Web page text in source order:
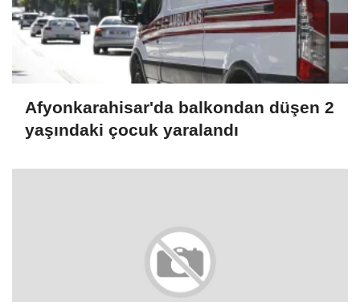
Afyonkarahisar'da balkondan düşen 2
yaşındaki çocuk yaralandı